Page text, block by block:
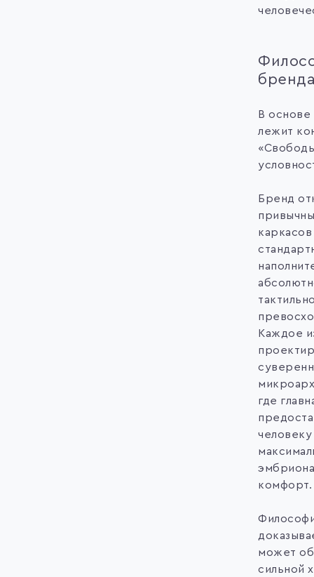
В
лежит
Бренд
каркасов
Каждое
где
человеку
может
сильной